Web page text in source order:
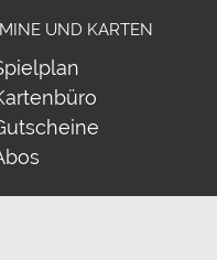
UND KARTEN